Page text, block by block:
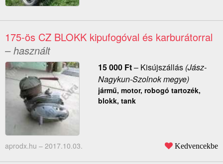
175-ös CZ BLOKK kipufogóval és karburátorral
– használt
15 000 Ft– Kisújszállás(Jász-
Nagykun-Szolnok megye)
jármű, motor, robogó tartozék,
blokk, tank
aprodx.hu – 2017.10.03. Kedvencekbe